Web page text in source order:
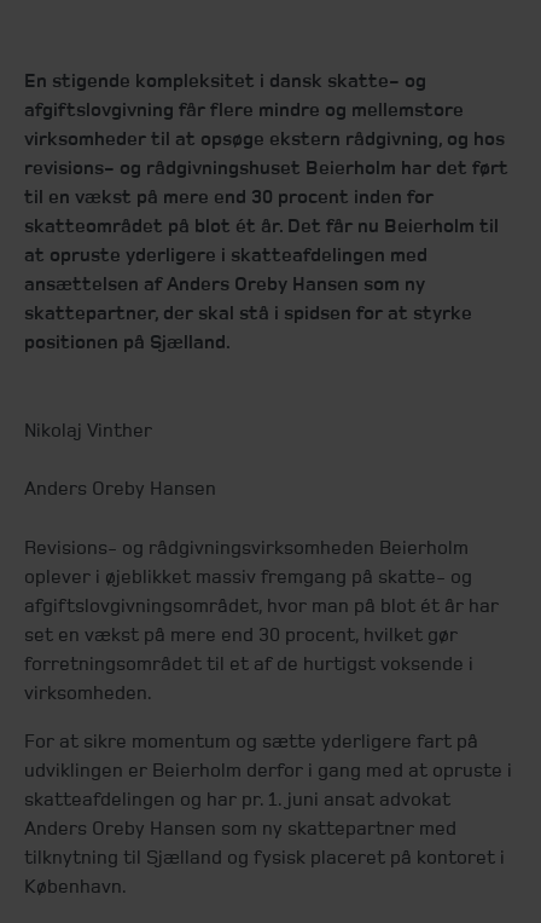
En stigende kompleksitet i dansk skatte- og
afgiftslovgivning får flere mindre og mellemstore
virksomheder til at opsøge ekstern rådgivning, og hos
revisions- og rådgivningshuset Beierholm har det ført
til en vækst på mere end 30 procent inden for
skatteområdet på blot ét år. Det får nu Beierholm til
at opruste yderligere i skatteafdelingen med
ansættelsen af Anders Oreby Hansen som ny
skattepartner, der skal stå i spidsen for at styrke
positionen på Sjælland.
Nikolaj Vinther
Anders Oreby Hansen
Revisions- og rådgivningsvirksomheden Beierholm
oplever i øjeblikket massiv fremgang på skatte- og
afgiftslovgivningsområdet, hvor man på blot ét år har
set en vækst på mere end 30 procent, hvilket gør
forretningsområdet til et af de hurtigst voksende i
virksomheden.
For at sikre momentum og sætte yderligere fart på
udviklingen er Beierholm derfor i gang med at opruste i
skatteafdelingen og har pr. 1. juni ansat advokat
Anders Oreby Hansen som ny skattepartner med
tilknytning til Sjælland og fysisk placeret på kontoret i
København.